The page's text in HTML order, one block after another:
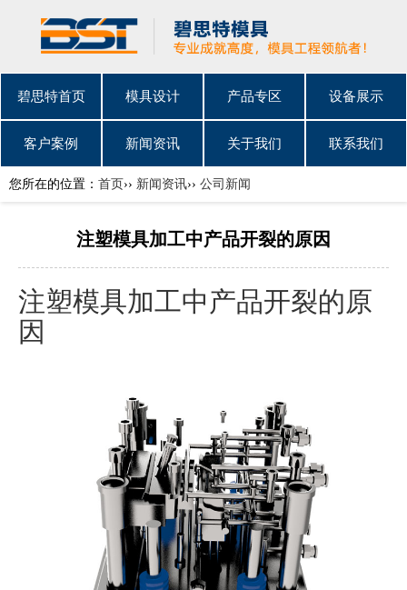
碧思特首页 模具设计 产品专区 设备展示
客户案例 新闻资讯 关于我们 联系我们
您所在的位置： 首页›› 新闻资讯›› 公司新闻
注塑模具加工中产品开裂的原因
注塑模具加工中产品开裂的原
因